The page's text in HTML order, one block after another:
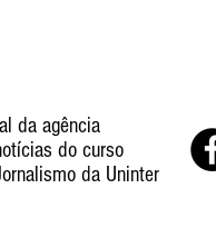
da agência
do curso
da Uninter